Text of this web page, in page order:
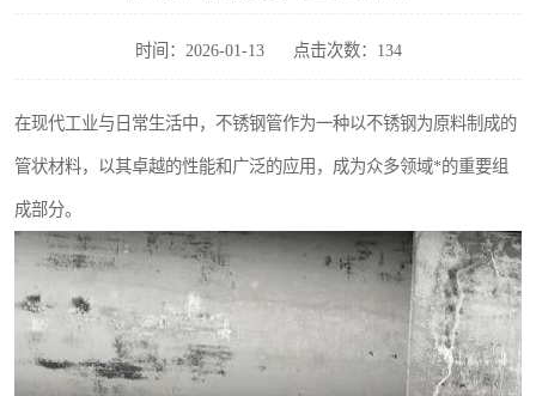
时间：2026-01-13 点击次数：134
在现代工业与日常生活中，不锈钢管作为一种以不锈钢为原料制成的
管状材料，以其卓越的性能和广泛的应用，成为众多领域*的重要组
成部分。